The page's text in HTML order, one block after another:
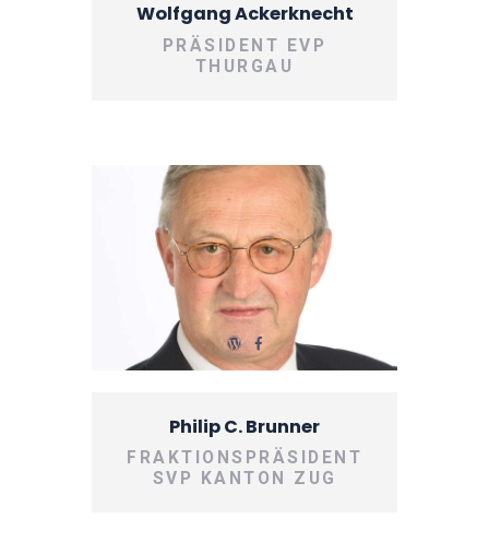
Wolfgang Ackerknecht
PRÄSIDENT EVP
THURGAU
Philip C. Brunner
FRAKTIONSPRÄSIDENT
SVP KANTON ZUG